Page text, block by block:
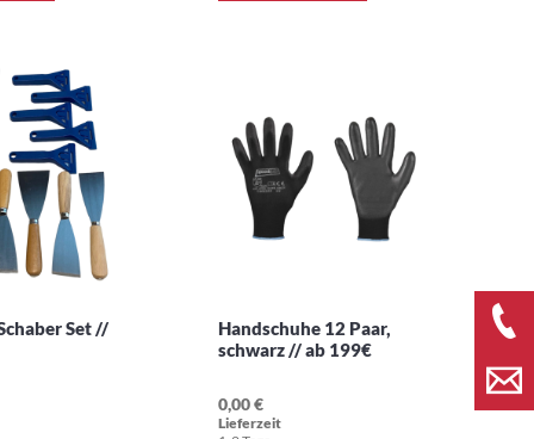
Set //
Handschuhe 12 Paar,
schwarz // ab 199€
0,00 €
Lieferzeit